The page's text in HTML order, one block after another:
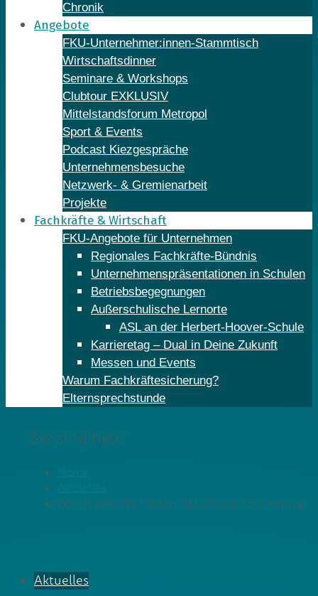
Chronik
Angebote
FKU-Unternehmer:innen-Stammtisch
Wirtschaftsdinner
Seminare & Workshops
Clubtour EXKLUSIV
Mittelstandsforum Metropol
Sport & Events
Podcast Kiezgespräche
Unternehmensbesuche
Netzwerk- & Gremienarbeit
Projekte
Fachkräfte & Wirtschaft
FKU-Angebote für Unternehmen
Regionales Fachkräfte-Bündnis
Unternehmenspräsentationen in Schulen
Betriebsbegegnungen
Außerschulische Lernorte
ASL an der Herbert-Hoover-Schule
Karrieretag – Dual in Deine Zukunft
Messen und Events
Warum Fachkräftesicherung?
Elternsprechstunde
Sie sind hier:
Who is who: Wir Packen Das., Christof Schönberg
Aktuelles